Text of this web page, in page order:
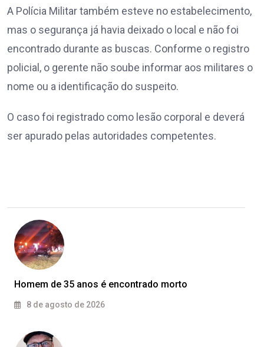
A Polícia Militar também esteve no estabelecimento,
mas o segurança já havia deixado o local e não foi
encontrado durante as buscas. Conforme o registro
policial, o gerente não soube informar aos militares o
nome ou a identificação do suspeito.
O caso foi registrado como lesão corporal e deverá
ser apurado pelas autoridades competentes.
Homem de 35 anos é encontrado morto
8 de agosto de 2026